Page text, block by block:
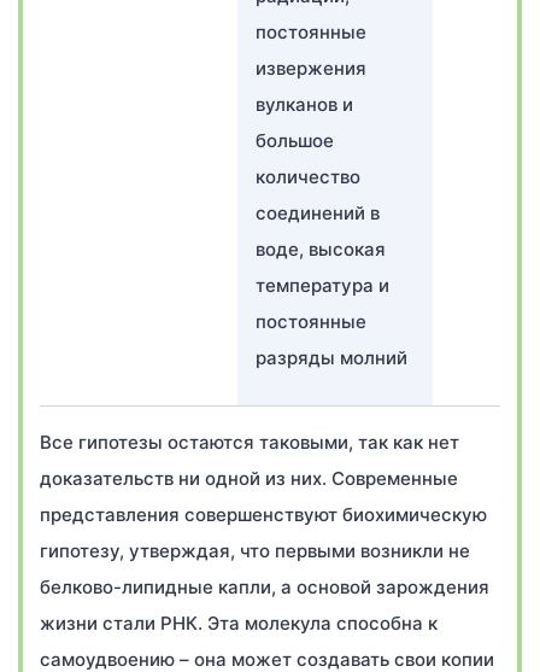
постоянные
извержения
вулканов и
большое
количество
соединений в
воде, высокая
температура и
постоянные
разряды молний
Все гипотезы остаются таковыми, так как нет
доказательств ни одной из них. Современные
представления совершенствуют биохимическую
гипотезу, утверждая, что первыми возникли не
белково-липидные капли, а основой зарождения
жизни стали РНК. Эта молекула способна к
самоудвоению – она может создавать свои копии